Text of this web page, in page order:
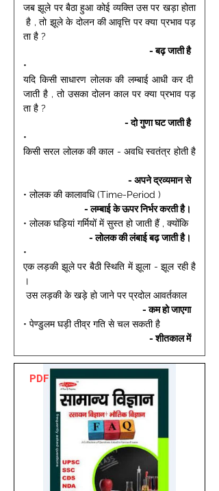
जब झूले पर बैठा हुआ कोई व्यक्ति उस पर खड़ा होता
है , तो झूले के दोलन की आवृत्ति पर क्या प्रभाव पड़
ता है ?
- बढ़ जाती है
•
यदि किसी साधारण लोलक की लम्बाई आधी कर दी
जाती है , तो उसका दोलन काल पर क्या प्रभाव पड़
ता है ?
- दो गुणा घट जाती है
•
किसी सरल लोलक की काल - अवधि स्वतंत्र होती है
- अपने द्रव्यमान से
• लोलक की कालावधि (Time-Period )
- लम्बाई के ऊपर निर्भर करती है।
• लोलक घड़ियां गर्मियों में सुस्त हो जाती हैं , क्योंकि
- लोलक की लंबाई बढ़ जाती है।
•
एक लड़की झूले पर बैठी स्थिति में झूला - झूल रही है
।
उस लड़की के खड़े हो जाने पर प्रदोल आवर्तकाल
- कम हो जाएगा
• पेण्डुलम घड़ी तीव्र गति से चल सकती है
- शीतकाल में
PDF